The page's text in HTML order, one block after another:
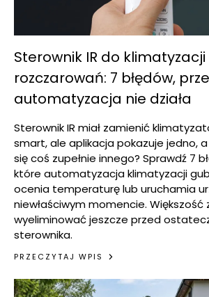
Sterownik IR do klimatyzacji
rozczarowań: 7 błędów,
automatyzacja nie działa
Sterownik IR miał zamienić
smart, ale aplikacja pokazuje jedno,
się coś zupełnie innego? Sprawdź 7
które automatyzacja klimatyzacji
ocenia temperaturę lub uruchamia
niewłaściwym momencie. Większość
wyeliminować jeszcze przed
sterownika.
PRZECZYTAJ WPIS